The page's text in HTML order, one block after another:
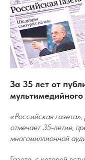
За 35 лет от
мультимедийного
«Российская
отмечает 35-летие,
многомиллионной